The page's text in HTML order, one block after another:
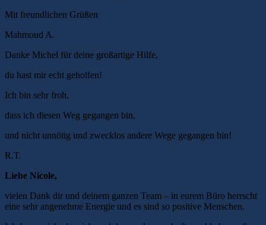
Mit freundlichen Grüßen
Mahmoud A.
Danke Michel für deine großartige Hilfe,
du hast mir echt geholfen!
Ich bin sehr froh,
dass ich diesen Weg gegangen bin,
und nicht unnötig und zwecklos andere Wege gegangen bin!
R.T.
Liebe Nicole,
vielen Dank dir und deinem ganzen Team – in eurem Büro herrscht
eine sehr angenehme Energie und es sind so positive Menschen.